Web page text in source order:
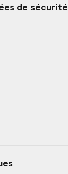
de sécurité